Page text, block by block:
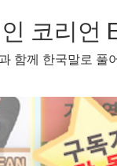
코리언
과 함께 한국말